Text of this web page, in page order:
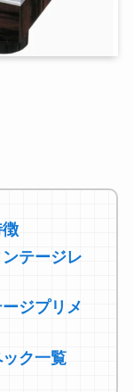
テージレ
ジプリメ
ク一覧